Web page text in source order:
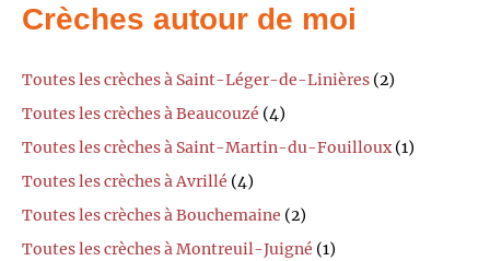
Crèches autour de moi
Toutes les crèches à Saint-Léger-de-Linières (2)
Toutes les crèches à Beaucouzé (4)
Toutes les crèches à Saint-Martin-du-Fouilloux(1)
Toutes les crèches à Avrillé (4)
Toutes les crèches à Bouchemaine (2)
Toutes les crèches à Montreuil-Juigné (1)